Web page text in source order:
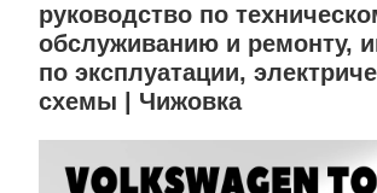
руководство по
обслуживанию и ремонту,
по эксплуатации,
схемы | Чижовка